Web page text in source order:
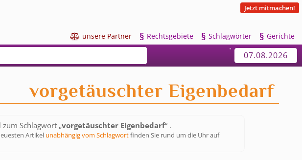
Jetzt mitmachen!
 unsere Partner § Rechtsgebiete § Schlagwörter § Gerichte
07.08.2026
vorgetäuschter Eigenbedarf
Schlagwort „vorgetäuschter Eigenbedarf“ .
Artikel unabhängig vom Schlagwortfinden Sie rund um die Uhr auf